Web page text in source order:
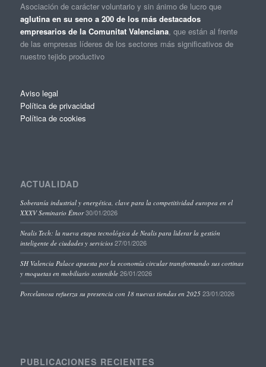
Asociación de carácter voluntario y sin ánimo de lucro que
aglutina en su seno a 200 de los más destacados
empresarios de la Comunitat Valenciana, que están al frente
de las empresas líderes de los sectores más significativos de
nuestro tejido productivo
Aviso legal
Política de privacidad
Política de cookies
ACTUALIDAD
Soberanía industrial y energética, clave para la competitividad europea en el
XXXV Seminario Étnor 30/01/2026
Nealis Tech: la nueva etapa tecnológica de Nealis para liderar la gestión
inteligente de ciudades y servicios 27/01/2026
SH Valencia Palace apuesta por la economía circular transformando sus cortinas
y moquetas en mobiliario sostenible 26/01/2026
Porcelanosa refuerza su presencia con 18 nuevas tiendas en 2025 23/01/2026
PUBLICACIONES RECIENTES